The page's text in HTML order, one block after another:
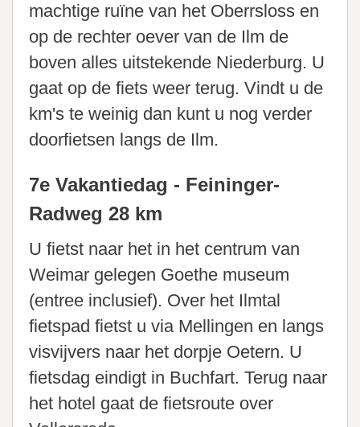
machtige ruïne van het Oberrsloss en
op de rechter oever van de Ilm de
boven alles uitstekende Niederburg. U
gaat op de fiets weer terug. Vindt u de
km's te weinig dan kunt u nog verder
doorfietsen langs de Ilm.
7e Vakantiedag - Feininger-
Radweg 28 km
U fietst naar het in het centrum van
Weimar gelegen Goethe museum
(entree inclusief). Over het Ilmtal
fietspad fietst u via Mellingen en langs
visvijvers naar het dorpje Oetern. U
fietsdag eindigt in Buchfart. Terug naar
het hotel gaat de fietsroute over